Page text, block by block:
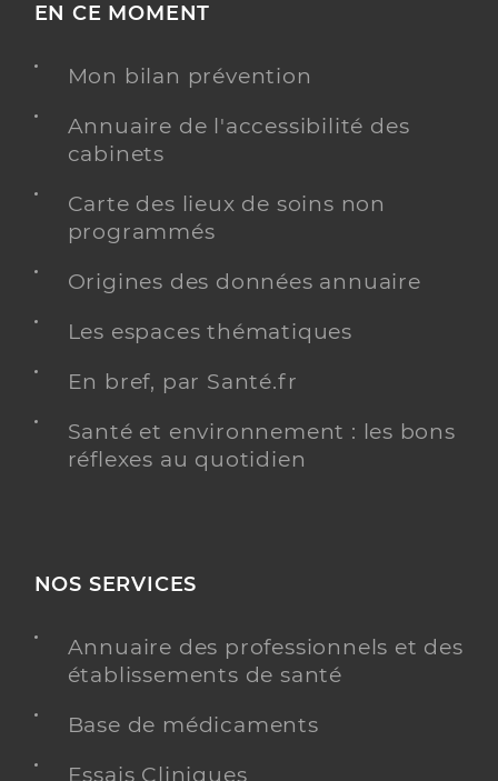
EN CE MOMENT
Mon bilan prévention
Annuaire de l'accessibilité des
cabinets
Carte des lieux de soins non
programmés
Origines des données annuaire
Les espaces thématiques
En bref, par Santé.fr
Santé et environnement : les bons
réflexes au quotidien
NOS SERVICES
Annuaire des professionnels et des
établissements de santé
Base de médicaments
Essais Cliniques